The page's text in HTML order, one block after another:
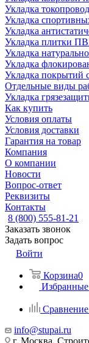
Укладка
Укладка
Укладка
Укладка плитки
Укладка
Укладка
Укладка покрытий
Отдельные виды
Укладка
Как купить
Условия оплаты
Условия доставки
Гарантия на товар
Компания
О компании
Новости
Вопрос-ответ
Реквизиты
Контакты
8 (800) 555-81-21
Заказать звонок
Задать вопрос
Войти
Корзина0
Сравнение
info@stupai.ru
г. Москва,